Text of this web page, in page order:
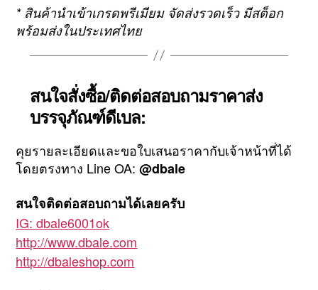
* สินค้านำเข้าเกรดพรีเมียม จัดส่งรวดเร็ว มีสต็อก
พร้อมส่งในประเทศไทย
สนใจสั่งซื้อ/ติดต่อสอบถามราคาส่ง
บรรจุภัณฑ์ดีเบล:
คุยรายละเอียดและขอใบเสนอราคากับเจ้าหน้าที่ได้
โดยตรงทาง Line OA:@dbale
สนใจติดต่อสอบถามได้เลยครับ
IG: dbale6001ok
http://www.dbale.com
http://dbaleshop.com